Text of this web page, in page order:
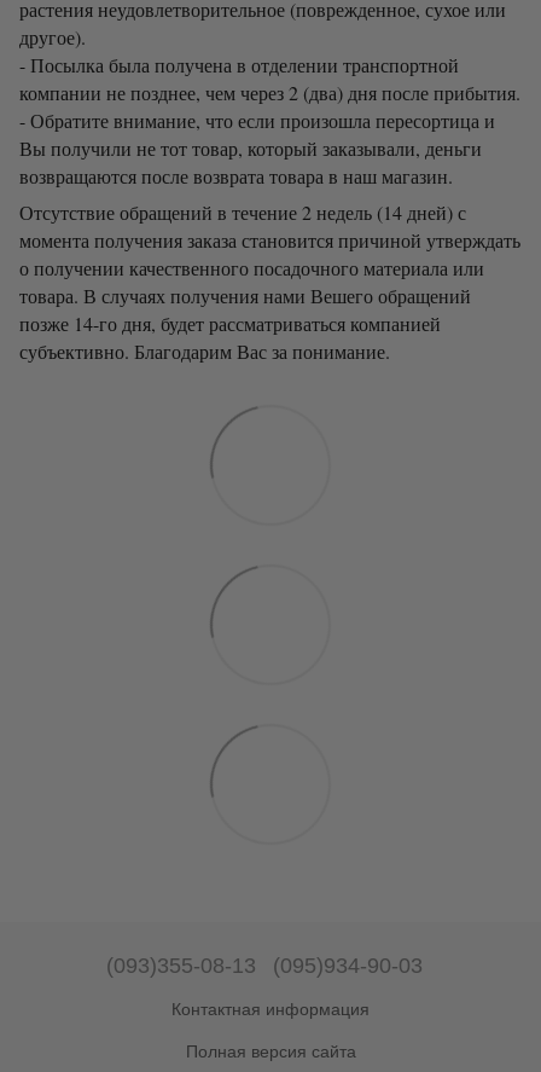
растения неудовлетворительное (поврежденное, сухое или
другое).
- Посылка была получена в отделении транспортной
компании не позднее, чем через 2 (два) дня после прибытия.
- Обратите внимание, что если произошла пересортица и
Вы получили не тот товар, который заказывали, деньги
возвращаются после возврата товара в наш магазин.
Отсутствие обращений в течение 2 недель (14 дней) с
момента получения заказа становится причиной утверждать
о получении качественного посадочного материала или
товара. В случаях получения нами Вешего обращений
позже 14-го дня, будет рассматриваться компанией
субъективно. Благодарим Вас за понимание.
(093)355-08-13 (095)934-90-03
Контактная информация
Полная версия сайта